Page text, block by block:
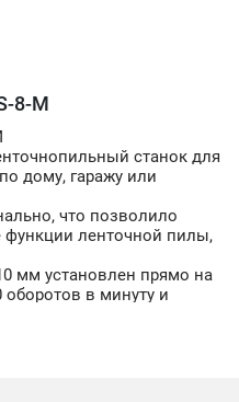
8-M
станок для
дому, гаражу или
что позволило
функции ленточной пилы,
мм установлен прямо на
оборотов в минуту и
в виде
удерживают ленту